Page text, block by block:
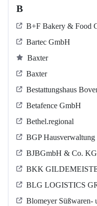
B
B+F Bakery & Food
Bartec GmbH
Baxter
Baxter
Bestattungshaus
Betafence GmbH
Bethel.regional
BGP
BJBGmbH & Co. KG
BKK
BLG LOGISTICS
Blomeyer Süßwaren-